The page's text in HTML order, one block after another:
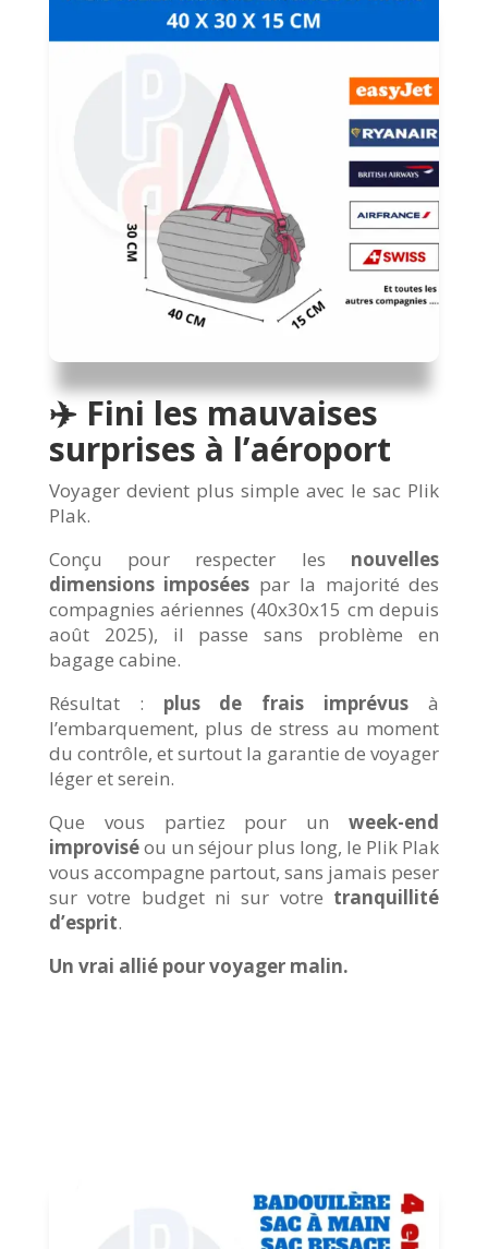
✈️ Fini les mauvaises
surprises à l’aéroport
Voyager devient plus simple avec le sac Plik
Plak.
Conçu pour respecter les nouvelles
dimensions imposées par la majorité des
compagnies aériennes (40x30x15 cm depuis
août 2025), il passe sans problème en
bagage cabine.
Résultat : plus de frais imprévus à
l’embarquement, plus de stress au moment
du contrôle, et surtout la garantie de voyager
léger et serein.
Que vous partiez pour unweek-end
improviséou un séjour plus long, le Plik Plak
vous accompagne partout, sans jamais peser
sur votre budget ni sur votre tranquillité
d’esprit.
Un vrai allié pour voyager malin.